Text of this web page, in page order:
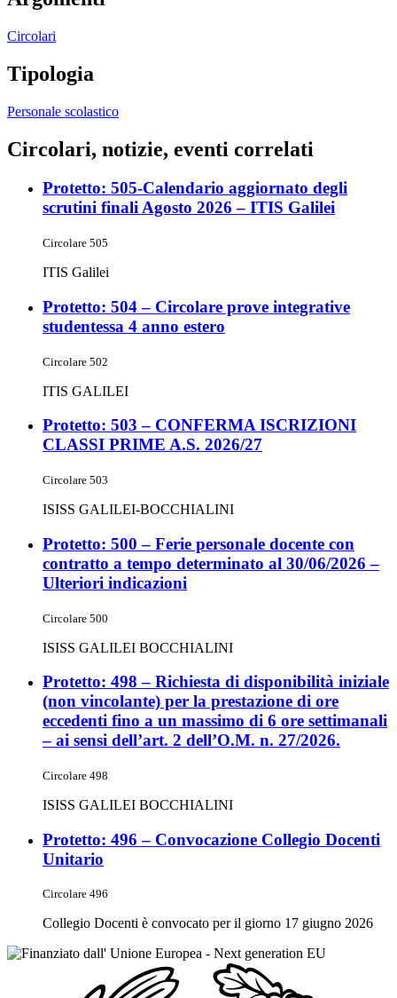
Circolari
Tipologia
Personale scolastico
Circolari, notizie, eventi correlati
Protetto: 505-Calendario aggiornato degli
scrutini finali Agosto 2026 – ITIS Galilei
Circolare 505
ITIS Galilei
Protetto: 504 – Circolare prove integrative
studentessa 4 anno estero
Circolare 502
ITIS GALILEI
Protetto: 503 – CONFERMA ISCRIZIONI
CLASSI PRIME A.S. 2026/27
Circolare 503
ISISS GALILEI-BOCCHIALINI
Protetto: 500 – Ferie personale docente con
contratto a tempo determinato al 30/06/2026 –
Ulteriori indicazioni
Circolare 500
ISISS GALILEI BOCCHIALINI
Protetto: 498 – Richiesta di disponibilità iniziale
(non vincolante) per la prestazione di ore
eccedenti fino a un massimo di 6 ore settimanali
– ai sensi dell’art. 2 dell’O.M. n. 27/2026.
Circolare 498
ISISS GALILEI BOCCHIALINI
Protetto: 496 – Convocazione Collegio Docenti
Unitario
Circolare 496
Collegio Docenti è convocato per il giorno 17 giugno 2026